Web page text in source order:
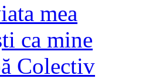
mea
ca mine
Colectiv